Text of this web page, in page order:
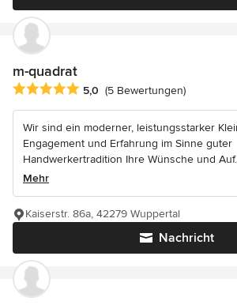
m-quadrat
Durchschnittliche Bewertung: 5 von 5
5,0 (5 Bewertungen)
Wir sind ein moderner, leistungsstarker
Engagement und Erfahrung im Sinne guter
Handwerkertradition Ihre Wünsche und
Mehr
Nachricht
Kaiserstr. 86a, 42279 Wuppertal